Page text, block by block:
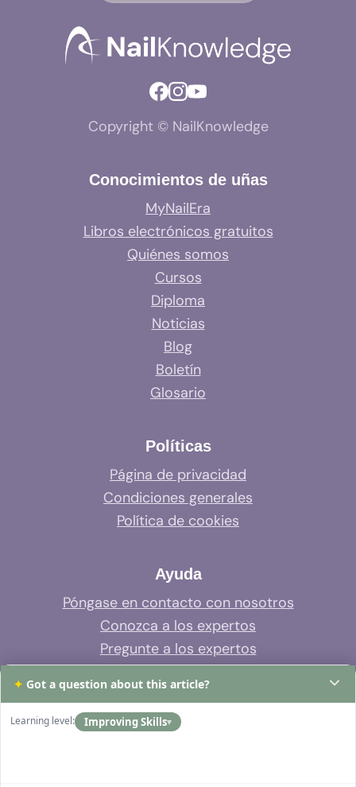
Copyright © NailKnowledge
Conocimientos de uñas
MyNailEra
Libros electrónicos gratuitos
Quiénes somos
Cursos
Diploma
Noticias
Blog
Boletín
Glosario
Políticas
Página de privacidad
Condiciones generales
Política de cookies
Ayuda
Póngase en contacto con nosotros
Conozca a los expertos
Pregunte a los expertos
Soporte del sistema
Preguntas frecuentes
✦ Got a question about this article?
Learning level: Improving Skills▾